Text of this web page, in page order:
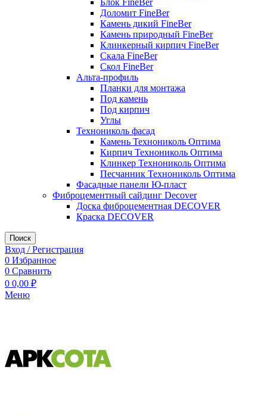
Блок FineBer
Доломит FineBer
Камень дикий FineBer
Камень природный FineBer
Клинкерный кирпич FineBer
Скала FineBer
Скол FineBer
Альта-профиль
Планки для монтажа
Под камень
Под кирпич
Углы
Технониколь фасад
Камень Технониколь Оптима
Кирпич Технониколь Оптима
Клинкер Технониколь Оптима
Песчанник Технониколь Оптима
Фасадные панели Ю-пласт
Фиброцементный сайдинг Decover
Доска фиброцементная DECOVER
Краска DECOVER
Поиск
Вход / Регистрация
0 Избранное
0 Сравнить
0 0,00 ₽
Меню